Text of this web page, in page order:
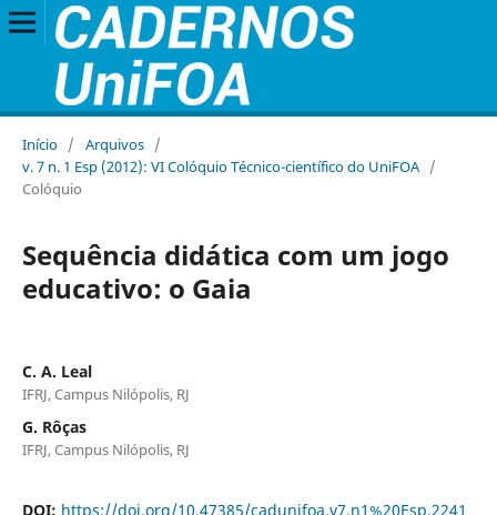
Início / Arquivos /
v. 7 n. 1 Esp (2012): VI Colóquio Técnico-científico do UniFOA /
Colóquio
Sequência didática com um jogo
educativo: o Gaia
C. A. Leal
IFRJ, Campus Nilópolis, RJ
G. Rôças
IFRJ, Campus Nilópolis, RJ
DOI: https://doi.org/10.47385/cadunifoa.v7.n1%20Esp.2241